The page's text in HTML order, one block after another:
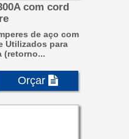
com cord
de aço com
Utilizados para
(retorno...
Orçar